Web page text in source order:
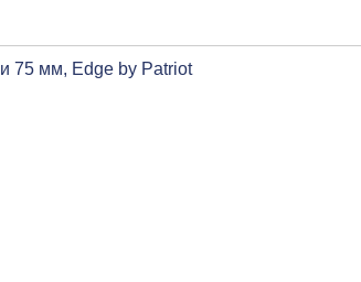
75 мм, Edge by Patriot